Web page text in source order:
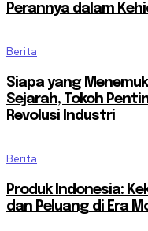
Perannya dalam
Berita
Siapa yang
Sejarah, Tokoh
Revolusi Industri
Berita
Produk Indonesia:
dan Peluang di Era